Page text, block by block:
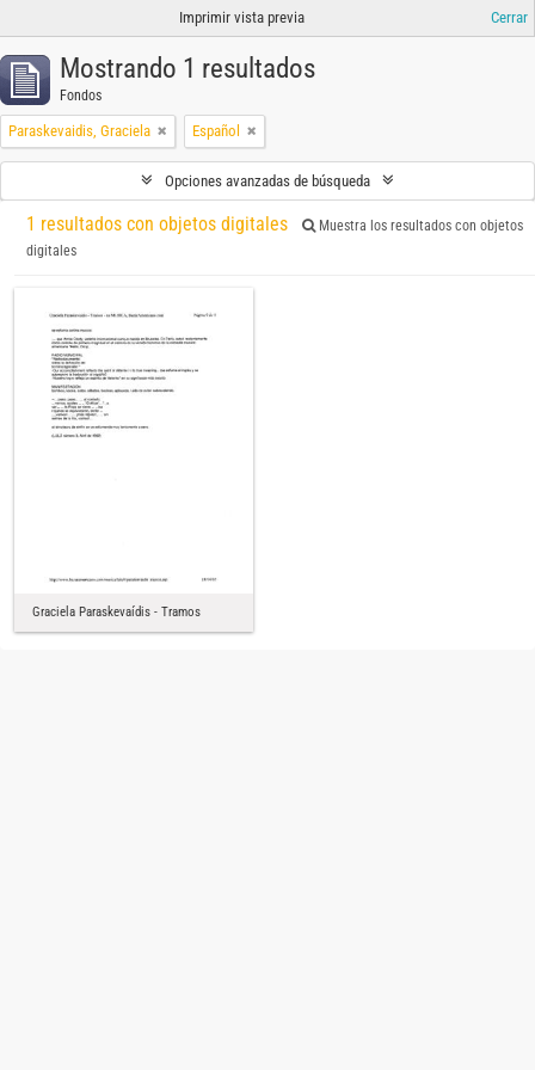
Imprimir vista previa Cerrar
Mostrando 1 resultados
Fondos
Paraskevaidis, Graciela Español
Opciones avanzadas de búsqueda
1 resultados con objetos digitales
Muestra los resultados con objetos
digitales
Graciela Paraskevaídis - Tramos